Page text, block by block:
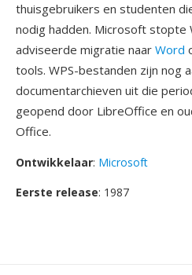
thuisgebruikers en studenten
nodig hadden. Microsoft stopte
adviseerde migratie naar Word
tools. WPS-bestanden zijn nog
documentarchieven uit die
geopend door LibreOffice en
Office.
Ontwikkelaar: Microsoft
Eerste release: 1987